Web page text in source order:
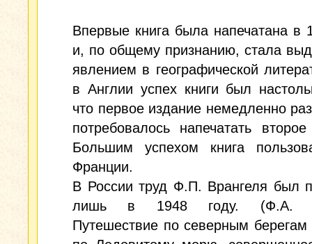
Впервые книга была напечатана в
и, по общему признанию, стала
явлением в географической
в Англии успех книги был
что первое издание немедленно
потребовалось напечатать
Большим успехом книга
Франции.
В России труд Ф.П. Врангеля был
лишь в 1948 году. (Ф.А.
Путешествие по северным